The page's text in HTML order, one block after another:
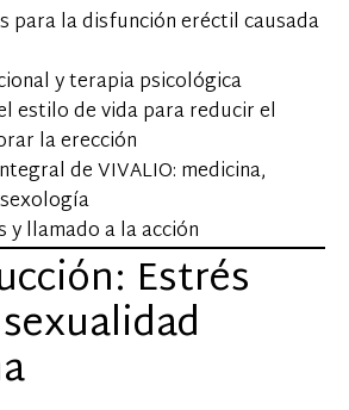
para la disfunción eréctil causada
y terapia psicológica
estilo de vida para reducir el
la erección
de VIVALIO: medicina,
y llamado a la acción
Estrés